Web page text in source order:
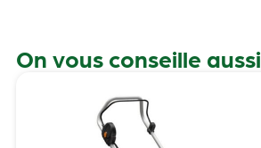
On vous conseille aussi